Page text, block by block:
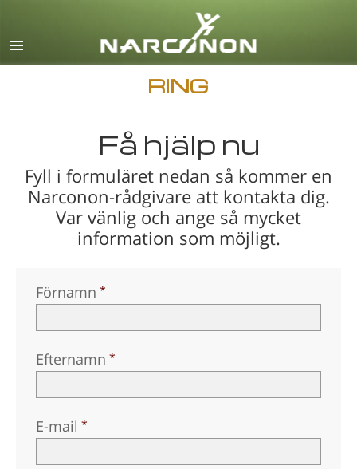
Dansk
Español
Français
Hebreiska
Magyar
Italiano
Makedonska
Portuguès
RING
Få hjälp nu
Fyll i formuläret nedan så kommer en
Narconon-rådgivare att kontakta dig.
Var vänlig och ange så mycket
information som möjligt.
Förnamn
Efternamn
E-mail